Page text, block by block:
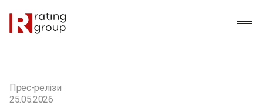
Прес-релізи
25.05.2026